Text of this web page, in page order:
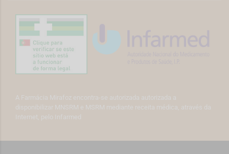
A Farmácia Mirafoz encontra-se autorizada autorizada a
disponibilizar MNSRM e MSRM mediante receita médica, através da
Internet, pelo Infarmed